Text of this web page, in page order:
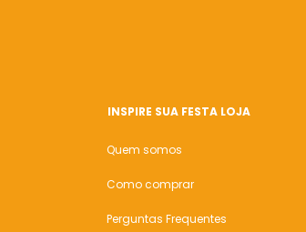
INSPIRE SUA FESTA LOJA
Quem somos
Como comprar
Perguntas Frequentes